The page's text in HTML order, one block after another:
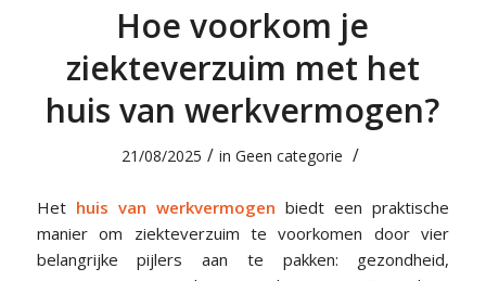
Hoe voorkom je
ziekteverzuim met het
huis van werkvermogen?
21/08/2025 / in Geen categorie /
Het huis van werkvermogen biedt een praktische
manier om ziekteverzuim te voorkomen door vier
belangrijke pijlers aan te pakken: gezondheid,